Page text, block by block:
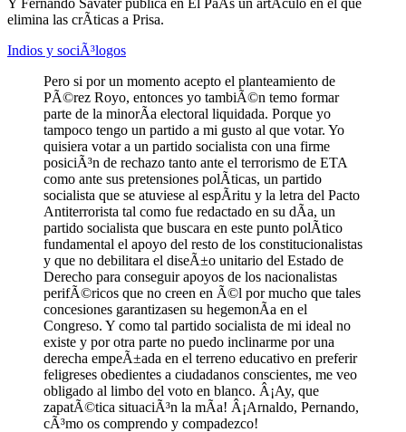
elimina las crÃ­ticas a Prisa.
Indios y sociÃ³logos
Pero si por un momento acepto el planteamiento de
PÃ©rez Royo, entonces yo tambiÃ©n temo formar
parte de la minorÃ­a electoral liquidada. Porque yo
tampoco tengo un partido a mi gusto al que votar. Yo
quisiera votar a un partido socialista con una firme
posiciÃ³n de rechazo tanto ante el terrorismo de ETA
como ante sus pretensiones polÃ­ticas, un partido
socialista que se atuviese al espÃ­ritu y la letra del Pacto
Antiterrorista tal como fue redactado en su dÃ­a, un
partido socialista que buscara en este punto polÃ­tico
fundamental el apoyo del resto de los constitucionalistas
y que no debilitara el diseÃ±o unitario del Estado de
Derecho para conseguir apoyos de los nacionalistas
perifÃ©ricos que no creen en Ã©l por mucho que tales
concesiones garantizasen su hegemonÃ­a en el
Congreso. Y como tal partido socialista de mi ideal no
existe y por otra parte no puedo inclinarme por una
derecha empeÃ±ada en el terreno educativo en preferir
feligreses obedientes a ciudadanos conscientes, me veo
obligado al limbo del voto en blanco. Â¡Ay, que
zapatÃ©tica situaciÃ³n la mÃ­a! Â¡Arnaldo, Pernando,
cÃ³mo os comprendo y compadezco!